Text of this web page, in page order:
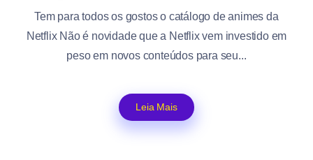
Tem para todos os gostos o catálogo de animes da
Netflix Não é novidade que a Netflix vem investido em
peso em novos conteúdos para seu...
Leia Mais